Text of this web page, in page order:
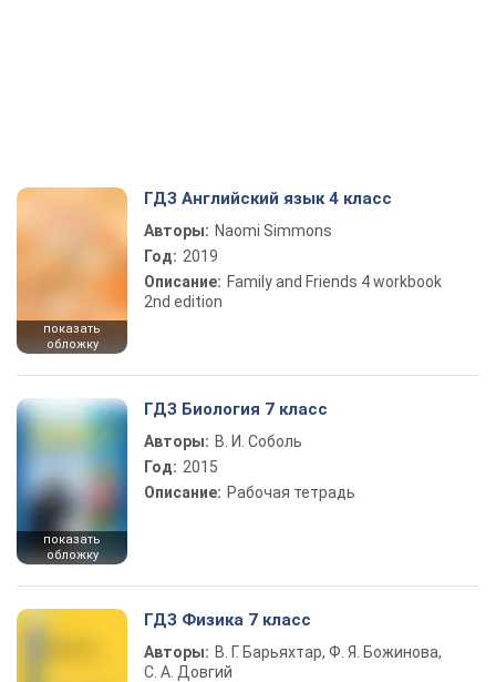
показать
обложку
ГДЗ Английский язык 4 класс
Авторы: Naomi Simmons
Год: 2019
Описание: Family and Friends 4 workbook
2nd edition
показать
обложку
ГДЗ Биология 7 класс
Авторы: В. И. Соболь
Год: 2015
Описание: Рабочая тетрадь
ГДЗ Физика 7 класс
Авторы: В. Г. Барьяхтар, Ф. Я. Божинова,
С. А. Довгий